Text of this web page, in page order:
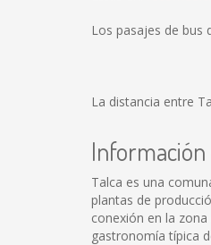
Los pasajes de bus
La distancia entre
Información
Talca es una
plantas de
conexión en la
gastronomía típica